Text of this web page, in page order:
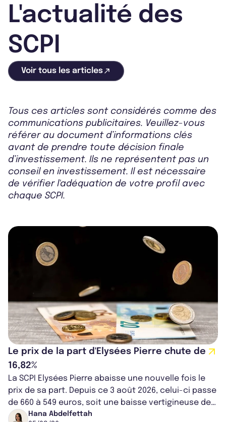
L'actualité des
SCPI
Voir tous les articles
Tous ces articles sont considérés comme des
communications publicitaires. Veuillez-vous
référer au document d’informations clés
avant de prendre toute décision finale
d’investissement. Ils ne représentent pas un
conseil en investissement. Il est nécessaire
de vérifier l'adéquation de votre profil avec
chaque SCPI.
Le prix de la part d'Elysées Pierre chute de
16,82%
La SCPI Elysées Pierre abaisse une nouvelle fois le
prix de sa part. Depuis ce 3 août 2026, celui-ci passe
de 660 à 549 euros, soit une baisse vertigineuse de
16,82%. Cette nouvell...
Hana Abdelfettah